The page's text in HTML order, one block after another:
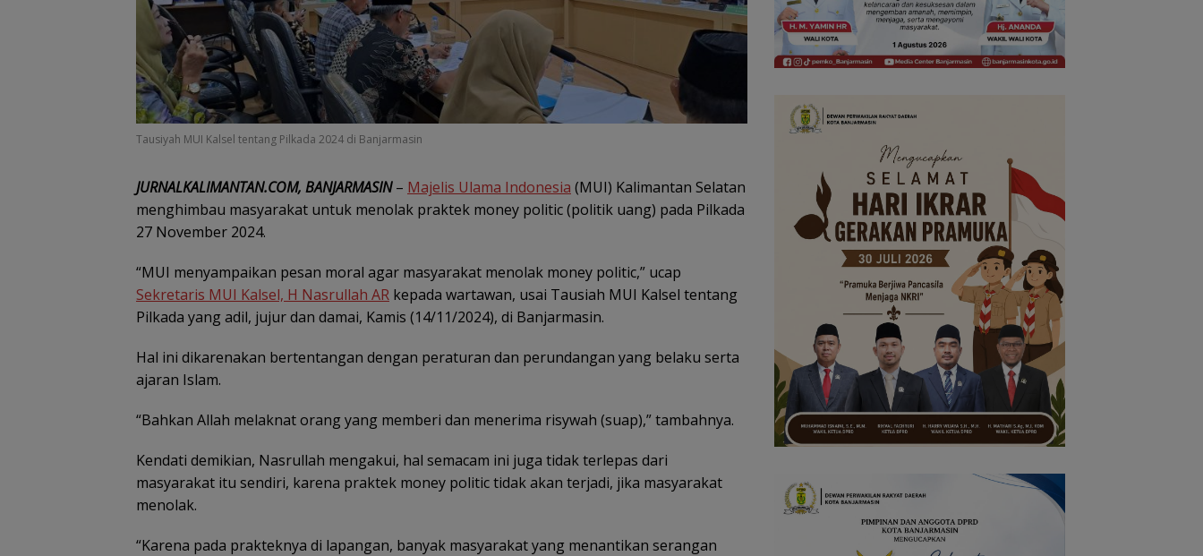
Tausiyah MUI Kalsel tentang Pilkada 2024 di Banjarmasin
JURNALKALIMANTAN.COM, BANJARMASIN– Majelis Ulama Indonesia (MUI) Kalimantan Selatan
menghimbau masyarakat untuk menolak praktek money politic (politik uang) pada Pilkada
27 November 2024.
“MUI menyampaikan pesan moral agar masyarakat menolak money politic,” ucap
Sekretaris MUI Kalsel, H Nasrullah AR kepada wartawan, usai Tausiah MUI Kalsel tentang
Pilkada yang adil, jujur dan damai, Kamis (14/11/2024), di Banjarmasin.
Hal ini dikarenakan bertentangan dengan peraturan dan perundangan yang belaku serta
ajaran Islam.
“Bahkan Allah melaknat orang yang memberi dan menerima risywah (suap),” tambahnya.
Kendati demikian, Nasrullah mengakui, hal semacam ini juga tidak terlepas dari
masyarakat itu sendiri, karena praktek money politic tidak akan terjadi, jika masyarakat
menolak.
“Karena pada prakteknya di lapangan, banyak masyarakat yang menantikan serangan